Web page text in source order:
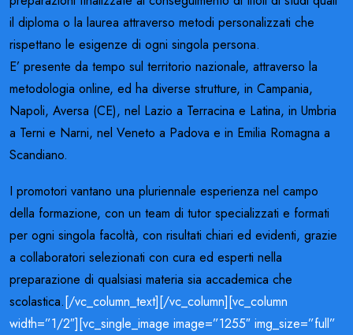
il diploma o la laurea attraverso metodi personalizzati che
rispettano le esigenze di ogni singola persona.
E’ presente da tempo sul territorio nazionale, attraverso la
metodologia online, ed ha diverse strutture, in Campania,
Napoli, Aversa (CE), nel Lazio a Terracina e Latina, in Umbria
a Terni e Narni, nel Veneto a Padova e in Emilia Romagna a
Scandiano.
I promotori vantano una pluriennale esperienza nel campo
della formazione, con un team di tutor specializzati e formati
per ogni singola facoltà, con risultati chiari ed evidenti, grazie
a collaboratori selezionati con cura ed esperti nella
preparazione di qualsiasi materia sia accademica che
scolastica.[/vc_column_text][/vc_column][vc_column
width=”1/2″][vc_single_image image=”1255″ img_size=”full”